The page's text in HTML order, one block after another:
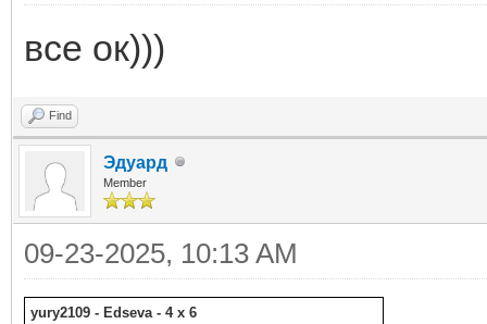
все ок)))
Find
Эдуард
Member
09-23-2025, 10:13 AM
yury2109 - Edseva - 4 x 6